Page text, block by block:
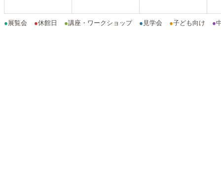
●展覧会 ●休館日 ●講座・ワークショップ ● 見学会 ●子ども向け ●